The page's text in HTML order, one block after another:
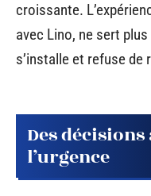
croissante.
avec Lino, ne sert
s’installe et refuse de
Des
l’urgence